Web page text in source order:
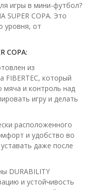
игры в мини-футбол?
SUPER COPA. Это
уровня, от
COPA:
из
FIBERTEC, который
мяча и контроль над
игру и делать
расположенного
и удобство во
даже после
DURABILITY
и устойчивость